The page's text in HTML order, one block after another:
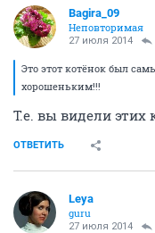
Bagira_09
Неповторимая
27 июля 2014
Это этот котёнок был
хорошеньким!!!
Т.е. вы видели этих
ОТВЕТИТЬ
Leya
guru
27 июля 2014